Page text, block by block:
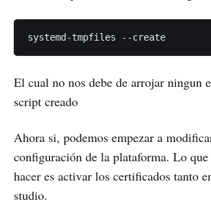
El cual no nos debe de arrojar ningun
script creado
Ahora si, podemos empezar a
configuración de la plataforma. Lo que
hacer es activar los certificados tanto
studio.